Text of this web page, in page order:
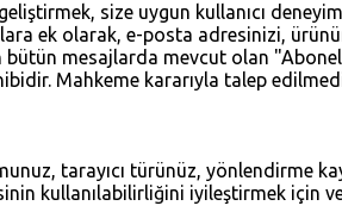
size uygun kullanıcı
ek olarak, e-posta adresinizi,
mesajlarda mevcut olan
Mahkeme kararıyla talep
tarayıcı türünüz, yönlendirme
kullanılabilirliğini iyileştirmek için